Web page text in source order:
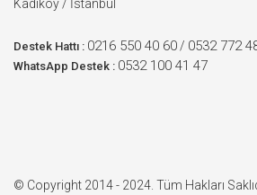
Kadıköy / İstanbul
Destek Hattı : 0216 550 40 60 / 0532 772
WhatsApp Destek : 0532 100 41 47
© Copyright 2014 - 2024. Tüm Hakları